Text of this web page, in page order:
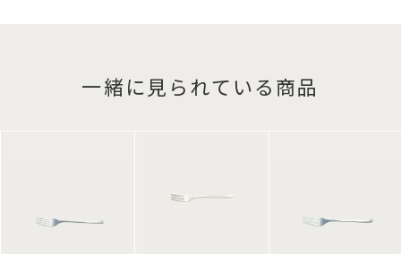
一緒に見られている商品